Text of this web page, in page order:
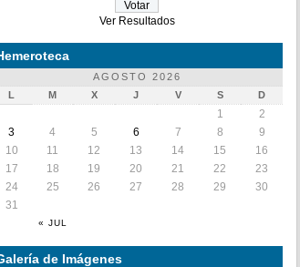
Ver Resultados
AGOSTO 2026
L
M X J V S D
« JUL
1
2
3
4 5 6 7 8
9
10
11 12 13 14 15
16
17
18 19 20 21 22
23
24
25 26 27 28 29
30
31
de Imágenes